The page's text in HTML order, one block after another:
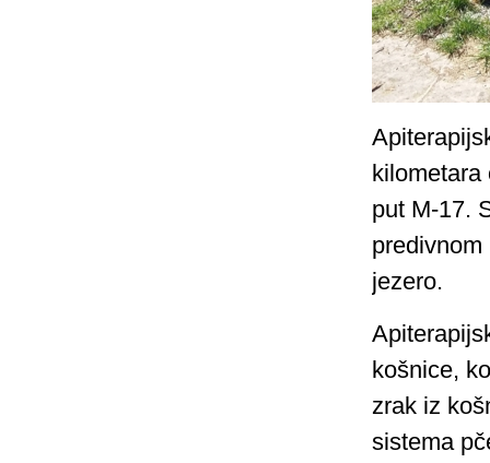
kilometara
put M-17.
jezero.
košnice,
zrak iz
sistema